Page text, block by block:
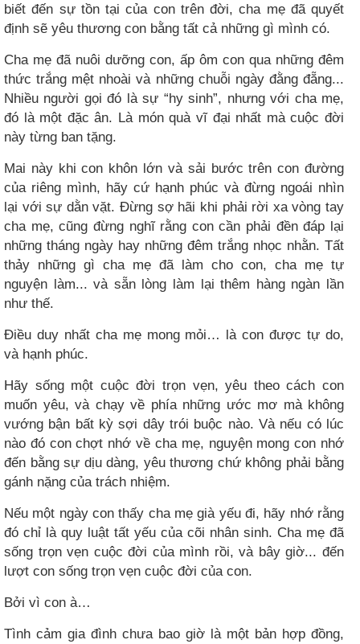
biết đến sự tồn tại của con trên đời, cha mẹ đã quyết
định sẽ yêu thương con bằng tất cả những gì mình có.
Cha mẹ đã nuôi dưỡng con, ấp ôm con qua những đêm
thức trắng mệt nhoài và những chuỗi ngày đằng đẵng...
Nhiều người gọi đó là sự “hy sinh”, nhưng với cha mẹ,
đó là một đặc ân. Là món quà vĩ đại nhất mà cuộc đời
này từng ban tặng.
Mai này khi con khôn lớn và sải bước trên con đường
của riêng mình, hãy cứ hạnh phúc và đừng ngoái nhìn
lại với sự dằn vặt. Đừng sợ hãi khi phải rời xa vòng tay
cha mẹ, cũng đừng nghĩ rằng con cần phải đền đáp lại
những tháng ngày hay những đêm trắng nhọc nhằn. Tất
thảy những gì cha mẹ đã làm cho con, cha mẹ tự
nguyện làm... và sẵn lòng làm lại thêm hàng ngàn lần
như thế.
Điều duy nhất cha mẹ mong mỏi… là con được tự do,
và hạnh phúc.
Hãy sống một cuộc đời trọn vẹn, yêu theo cách con
muốn yêu, và chạy về phía những ước mơ mà không
vướng bận bất kỳ sợi dây trói buộc nào. Và nếu có lúc
nào đó con chợt nhớ về cha mẹ, nguyện mong con nhớ
đến bằng sự dịu dàng, yêu thương chứ không phải bằng
gánh nặng của trách nhiệm.
Nếu một ngày con thấy cha mẹ già yếu đi, hãy nhớ rằng
đó chỉ là quy luật tất yếu của cõi nhân sinh. Cha mẹ đã
sống trọn vẹn cuộc đời của mình rồi, và bây giờ... đến
lượt con sống trọn vẹn cuộc đời của con.
Bởi vì con à…
Tình cảm gia đình chưa bao giờ là một bản hợp đồng,